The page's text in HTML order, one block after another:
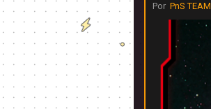
Por PnS TEAM